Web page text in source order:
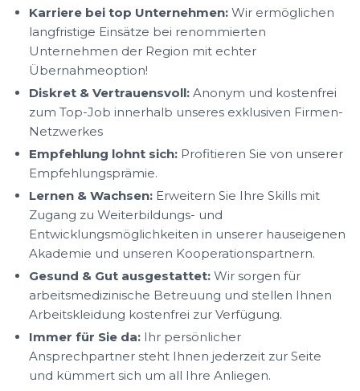
Karriere bei top Unternehmen: Wir ermöglichen
langfristige Einsätze bei renommierten
Unternehmen der Region mit echter
Übernahmeoption!
Diskret & Vertrauensvoll: Anonym und kostenfrei
zum Top-Job innerhalb unseres exklusiven Firmen-
Netzwerkes
Empfehlung lohnt sich: Profitieren Sie von unserer
Empfehlungsprämie.
Lernen & Wachsen: Erweitern Sie Ihre Skills mit
Zugang zu Weiterbildungs- und
Entwicklungsmöglichkeiten in unserer hauseigenen
Akademie und unseren Kooperationspartnern.
Gesund & Gut ausgestattet: Wir sorgen für
arbeitsmedizinische Betreuung und stellen Ihnen
Arbeitskleidung kostenfrei zur Verfügung.
Immer für Sie da: Ihr persönlicher
Ansprechpartner steht Ihnen jederzeit zur Seite
und kümmert sich um all Ihre Anliegen.